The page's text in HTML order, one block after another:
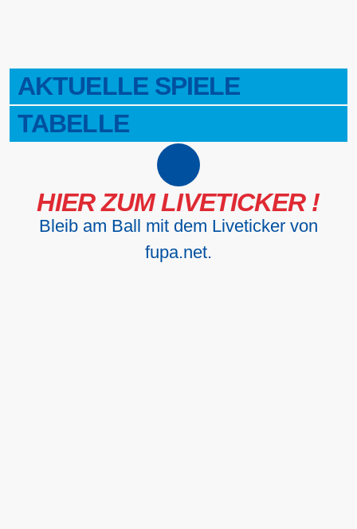
AKTUELLE SPIELE
TABELLE
HIER ZUM LIVETICKER !
Bleib am Ball mit dem Liveticker von
fupa.net.